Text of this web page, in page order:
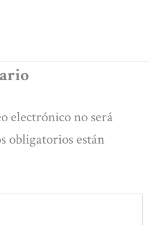
electrónico no será
obligatorios están